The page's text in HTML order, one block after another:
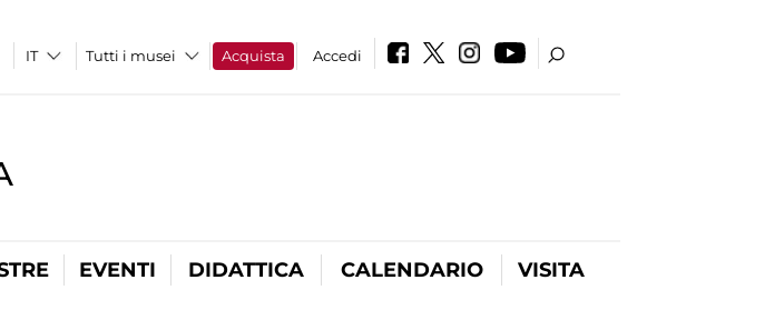
Tutti i musei Acquista Accedi
EVENTI DIDATTICA CALENDARIO VISITA